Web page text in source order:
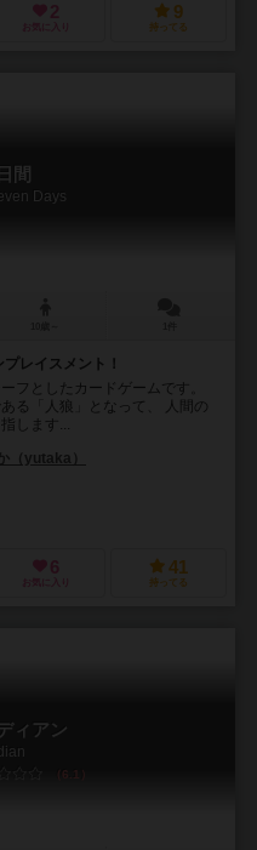
2
お気に入り
9
持ってる
間
Days
レイスメント！
フとしたカードゲームです。
る「人狼」となって、 人間の
します...
（yutaka）
6
お気に入り
41
持ってる
ィアン
6.1